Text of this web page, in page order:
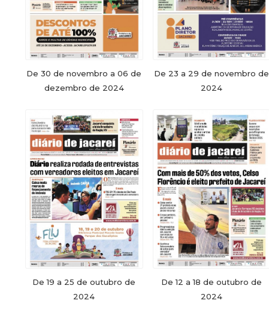
De 30 de novembro a 06 de
dezembro de 2024
De 23 a 29 de novembro de
2024
De 19 a 25 de outubro de
2024
De 12 a 18 de outubro de
2024